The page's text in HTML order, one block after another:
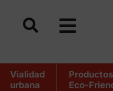
Vialidad
urbana
Productos
Eco-